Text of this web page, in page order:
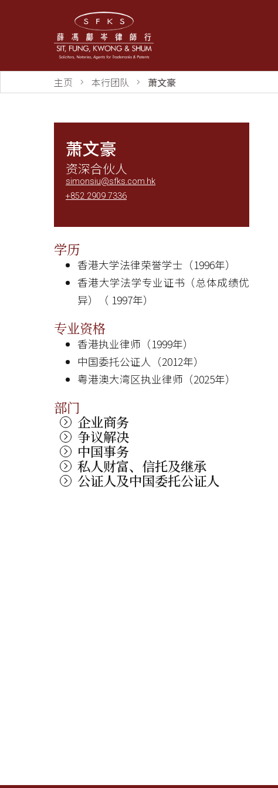
主页 本行团队 萧文豪
萧文豪
资深合伙人
simonsiu@sfks.com.hk
+852 2909 7336
学历
香港大学法律荣誉学士（1996年）
香港大学法学专业证书（总体成绩优
异）（ 1997年）
专业资格
香港执业律师（1999年）
中国委托公证人（2012年）
粤港澳大湾区执业律师（2025年）
部门
企业商务
争议解决
中国事务
私人财富、信托及继承
公证人及中国委托公证人